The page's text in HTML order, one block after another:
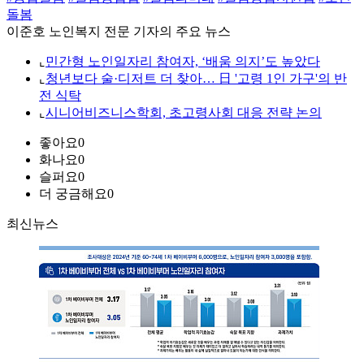
돌봄
이준호 노인복지 전문 기자의 주요 뉴스
⌞ 민간형 노인일자리 참여자, ‘배움 의지’도 높았다
⌞ 청년보다 술·디저트 더 찾아… 日 '고령 1인 가구'의 반
전 식탁
⌞ 시니어비즈니스학회, 초고령사회 대응 전략 논의
좋아요0
화나요0
슬퍼요0
더 궁금해요0
최신뉴스